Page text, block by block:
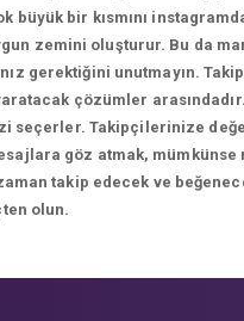
bir kısmını
zemini oluşturur. Bu da
gerektiğini unutmayın.
çözümler
seçerler. Takipçilerinize
göz atmak, mümkünse
takip edecek ve
olun.